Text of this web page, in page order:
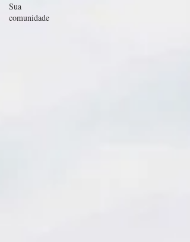
Sua
comunidade